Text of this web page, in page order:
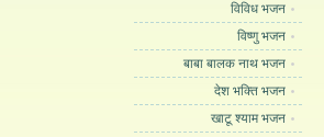
विविध भजन
विष्णु भजन
बाबा बालक नाथ भजन
देश भक्ति भजन
खाटू श्याम भजन